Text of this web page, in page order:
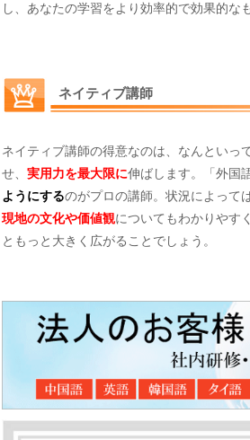
し、あなたの学習をより効率的で効果的な
ネイティブ講師
ネイティブ講師の得意なのは、なんといっ
せ、 実用力を最大限に伸ばします。「外国
ようにするのがプロの講師。状況によって
現地の文化や価値観についてもわかりやす
ともっと大きく広がることでしょう。